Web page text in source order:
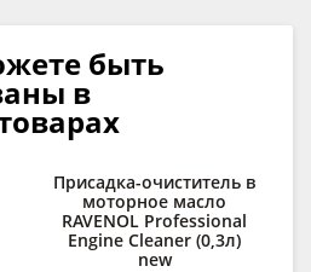
быть
в
Присадка-очиститель в
моторное масло
RAVENOL Professional
Engine Cleaner (0,3л)
new